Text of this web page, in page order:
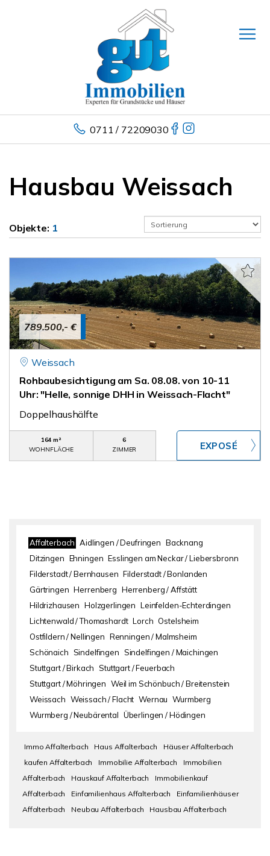
0711 / 72209030
Hausbau Weissach
Objekte: 1
789.500,- €
Weissach
Rohbaubesichtigung am Sa. 08.08. von 10-11
Uhr: "Helle, sonnige DHH in Weissach-Flacht"
Doppelhaushälfte
164 m²
WOHNFLÄCHE
6
ZIMMER
Affalterbach Aidlingen / Deufringen Backnang
Ditzingen Ehningen Esslingen am Neckar / Liebersbronn
Filderstadt / Bernhausen Filderstadt / Bonlanden
Gärtringen Herrenberg Herrenberg / Affstätt
Hildrizhausen Holzgerlingen Leinfelden-Echterdingen
Lichtenwald / Thomashardt Lorch Ostelsheim
Ostfildern / Nellingen Renningen / Malmsheim
Schönaich Sindelfingen Sindelfingen / Maichingen
Stuttgart / Birkach Stuttgart / Feuerbach
Stuttgart / Möhringen Weil im Schönbuch / Breitenstein
Weissach Weissach / Flacht Wernau Wurmberg
Wurmberg / Neubärental Überlingen / Hödingen
Immo Affalterbach Haus Affalterbach
Häuser Affalterbach
kaufen Affalterbach
Immobilie Affalterbach
Immobilien
Affalterbach
Hauskauf Affalterbach
Immobilienkauf
Affalterbach
Einfamilienhaus Affalterbach
Einfamilienhäuser
Affalterbach
Neubau Affalterbach Hausbau Affalterbach